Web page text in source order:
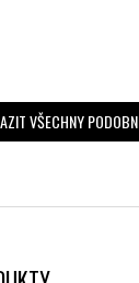
VŠECHNY